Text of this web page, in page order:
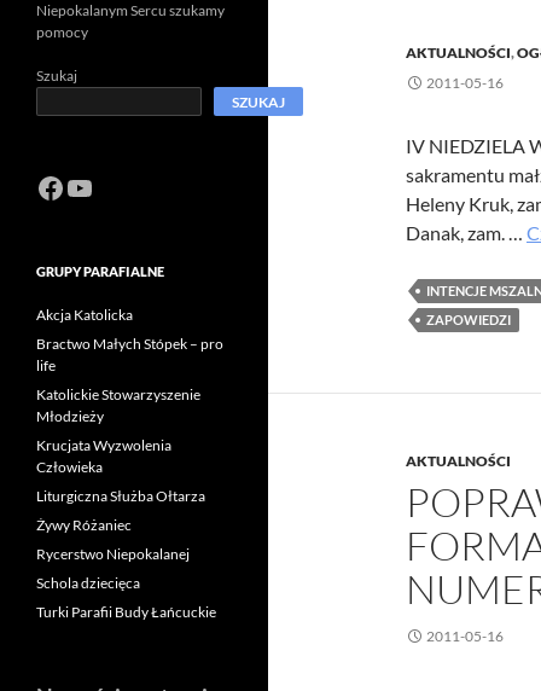
AKTUALNOŚCI,
2011-05-16
IV NIEDZIELA
sakramentu
Heleny Kruk,
Danak, zam. …
INTENCJE
ZAPOWIEDZI
AKTUALNOŚCI
2011-05-16
Niepokalanym Sercu szukamy
pomocy
Szukaj
SZUKAJ
Facebook
https://www.youtube.com/channel/
GRUPY PARAFIALNE
Akcja Katolicka
Bractwo Małych Stópek – pro
life
Katolickie Stowarzyszenie
Młodzieży
Krucjata Wyzwolenia
Człowieka
Liturgiczna Służba Ołtarza
Żywy Różaniec
Rycerstwo Niepokalanej
Schola dziecięca
Turki Parafii Budy Łańcuckie